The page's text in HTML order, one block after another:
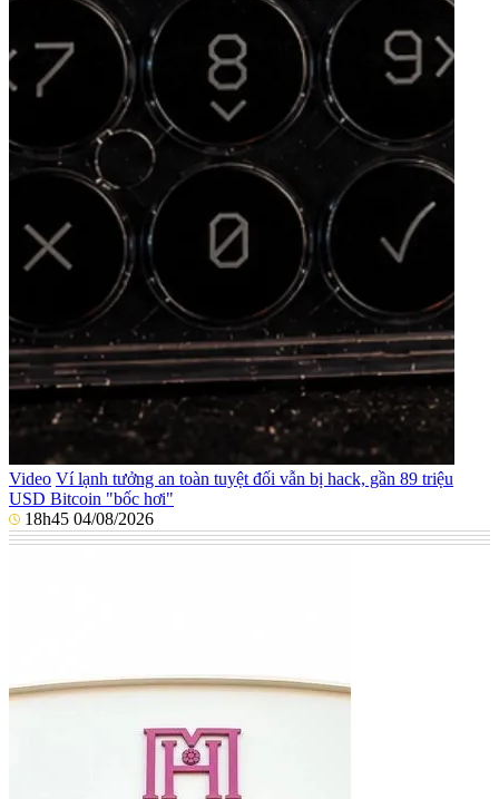
Video Ví lạnh tưởng an toàn tuyệt đối vẫn bị hack, gần 89 triệu
USD Bitcoin "bốc hơi"
18h45 04/08/2026